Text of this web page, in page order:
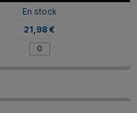
En stock
21,98 €